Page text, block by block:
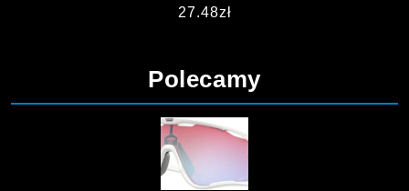
27.48zł
Polecamy